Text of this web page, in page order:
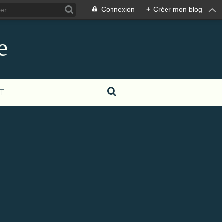
Connexion + Créer mon blog